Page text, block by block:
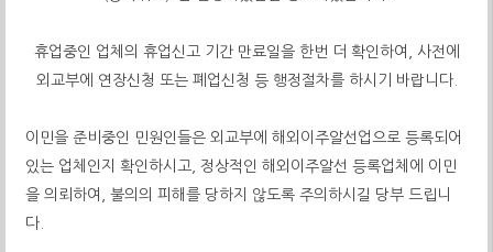
휴업중인 업체의 휴업신고 기간 만료일을 한번 더 확인하여, 사전에
외교부에 연장신청 또는 폐업신청 등 행정절차를 하시기 바랍니다.
이민을 준비중인 민원인들은 외교부에 해외이주알선업으로 등록되어
있는 업체인지 확인하시고, 정상적인 해외이주알선 등록업체에 이민
을 의뢰하여, 불의의 피해를 당하지 않도록 주의하시길 당부 드립니
다.​